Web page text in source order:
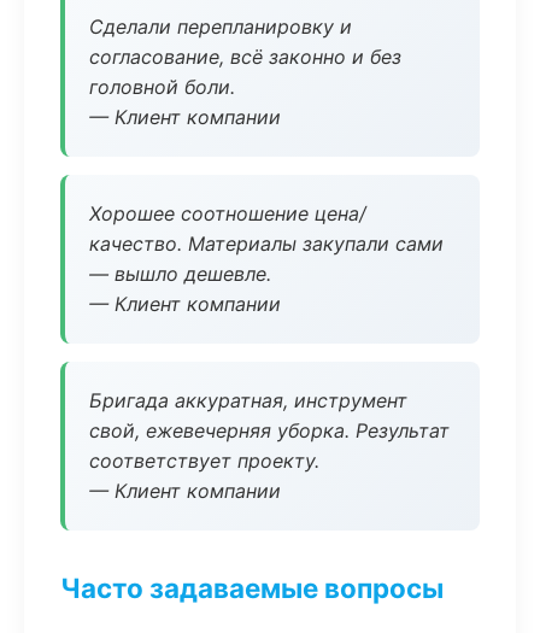
Сделали перепланировку и
согласование, всё законно и без
головной боли.
— Клиент компании
Хорошее соотношение цена/
качество. Материалы закупали сами
— вышло дешевле.
— Клиент компании
Бригада аккуратная, инструмент
свой, ежевечерняя уборка. Результат
соответствует проекту.
— Клиент компании
Часто задаваемые вопросы